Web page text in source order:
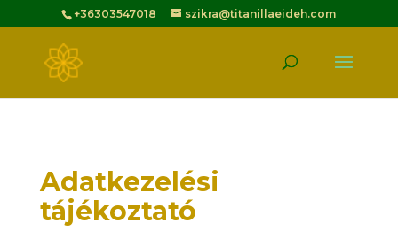
+36303547018 szikra@titanillaeideh.com
Adatkezelési
tájékoztató